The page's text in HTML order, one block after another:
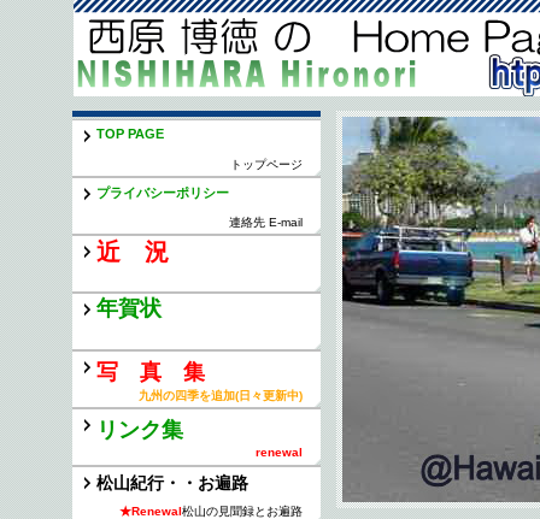
トップページ
TOP PAGE
連絡先 E-mail
プライバシーポリシー
近 況
年賀状
九州の四季を追加(日々更新中)
写 真 集
renewal
リンク集
★Renewal松山の見聞録とお遍路
松山紀行・・お遍路